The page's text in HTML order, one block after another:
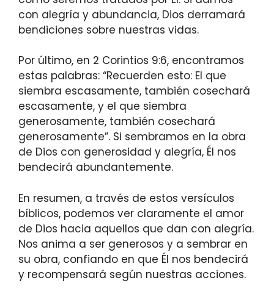
con alegría y abundancia, Dios derramará
bendiciones sobre nuestras vidas.
Por último, en 2 Corintios 9:6, encontramos
estas palabras: “Recuerden esto: El que
siembra escasamente, también cosechará
escasamente, y el que siembra
generosamente, también cosechará
generosamente”. Si sembramos en la obra
de Dios con generosidad y alegría, Él nos
bendecirá abundantemente.
En resumen, a través de estos versículos
bíblicos, podemos ver claramente el amor
de Dios hacia aquellos que dan con alegría.
Nos anima a ser generosos y a sembrar en
su obra, confiando en que Él nos bendecirá
y recompensará según nuestras acciones.